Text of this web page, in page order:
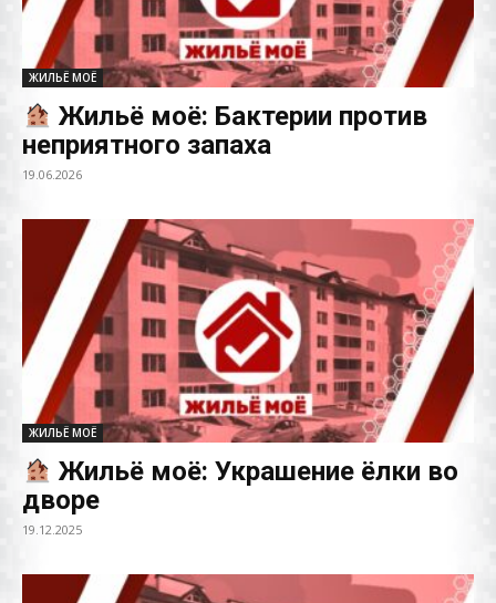
ЖИЛЬЁ МОЁ
Жильё моё: Бактерии против
неприятного запаха
19.06.2026
ЖИЛЬЁ МОЁ
Жильё моё: Украшение ёлки во
дворе
19.12.2025